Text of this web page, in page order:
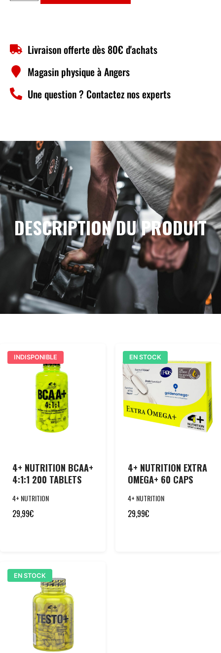
Livraison offerte dès 80€ d'achats
Magasin physique à Angers
Une question ? Contactez nos experts
DESCRIPTION DU PRODUIT
INDISPONIBLE
4+ NUTRITION BCAA+
4:1:1 200 TABLETS
4+ NUTRITION
29,99€
EN STOCK
4+ NUTRITION EXTRA
OMEGA+ 60 CAPS
4+ NUTRITION
29,99€
EN STOCK